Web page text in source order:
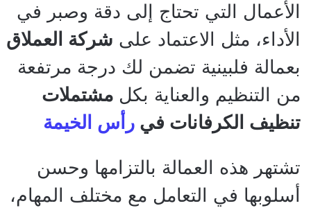
الأعمال التي تحتاج إلى دقة وصبر في
الأداء، مثل الاعتماد على شركة العملاق
بعمالة فلبينية تضمن لك درجة مرتفعة
من التنظيم والعناية بكل مشتملات
تنظيف الكرفانات في رأس الخيمة
تشتهر هذه العمالة بالتزامها وحسن
أسلوبها في التعامل مع مختلف المهام،